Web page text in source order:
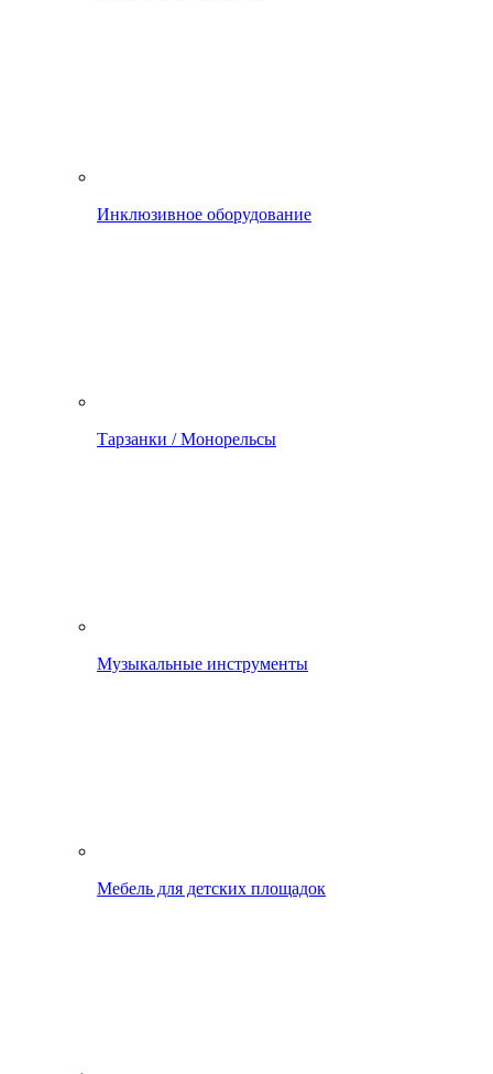
Инклюзивное оборудование
Тарзанки / Монорельсы
Музыкальные инструменты
Мебель для детских площадок